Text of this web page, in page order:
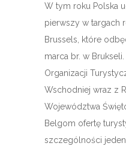
W tym roku Polska
pierwszy w targach
Brussels, które
marca br. w
Organizacji
Wschodniej wraz z
Województwa
Belgom ofertę
szczególności jeden...